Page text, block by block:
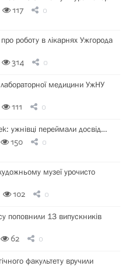
117 0
роботу в лікарнях Ужгорода
314 0
лабораторної медицини УжНУ
111 0
ужнівці переймали досвід…
150 0
музеї урочисто
102 0
поповнили 13 випускників
62 0
факультету вручили